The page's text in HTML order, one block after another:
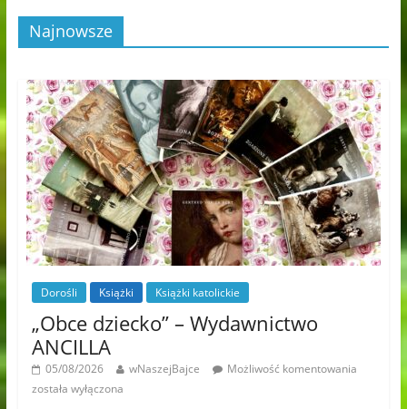
Najnowsze
Dorośli Książki Książki katolickie
„Obce dziecko” – Wydawnictwo
ANCILLA
05/08/2026 wNaszejBajce
Możliwość komentowania
została wyłączona